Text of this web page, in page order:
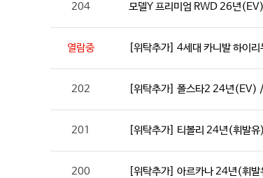
204 모델Y 프리미엄 RWD 26년
열람중 [위탁추가] 4세대 카니발 하이
202 [위탁추가] 폴스타2 24년(EV)
201 [위탁추가] 티볼리 24년(휘발
200 [위탁추가] 아르카나 24년(휘